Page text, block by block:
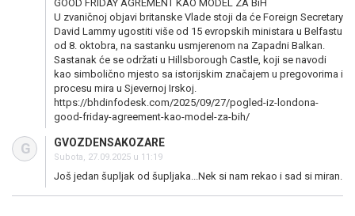
GOOD FRIDAY AGREMENT KAO MODEL ZA BiH
U zvaničnoj objavi britanske Vlade stoji da će Foreign Secretary
David Lammy ugostiti više od 15 evropskih ministara u Belfastu
od 8. oktobra, na sastanku usmjerenom na Zapadni Balkan.
Sastanak će se održati u Hillsborough Castle, koji se navodi
kao simbolično mjesto sa istorijskim značajem u pregovorima i
procesu mira u Sjevernoj Irskoj.
https://bhdinfodesk.com/2025/09/27/pogled-iz-londona-
good-friday-agreement-kao-model-za-bih/
G GVOZDENSAKOZARE
Subota, 27.09.2025 u 11:19
Još jedan šupljak od šupljaka...Nek si nam rekao i sad si miran.